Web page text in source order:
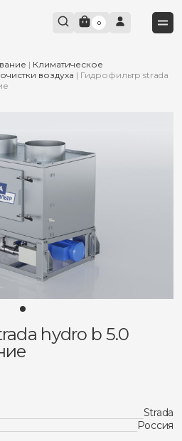
0
| Климатическое
воздуха | Гидрофильтр strada
hydro b 5.0
Strada
Россия